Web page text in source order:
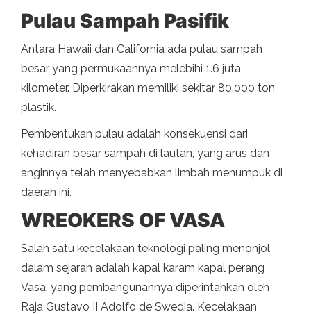
Pulau Sampah Pasifik
Antara Hawaii dan California ada pulau sampah
besar yang permukaannya melebihi 1.6 juta
kilometer. Diperkirakan memiliki sekitar 80.000 ton
plastik.
Pembentukan pulau adalah konsekuensi dari
kehadiran besar sampah di lautan, yang arus dan
anginnya telah menyebabkan limbah menumpuk di
daerah ini.
WREOKERS OF VASA
Salah satu kecelakaan teknologi paling menonjol
dalam sejarah adalah kapal karam kapal perang
Vasa, yang pembangunannya diperintahkan oleh
Raja Gustavo II Adolfo de Swedia. Kecelakaan